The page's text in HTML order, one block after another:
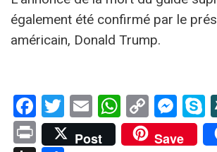
également été confirmé par le
américain, Donald Trump.
Facebook
Twitter
Email Copy
Link
PrintPost Save